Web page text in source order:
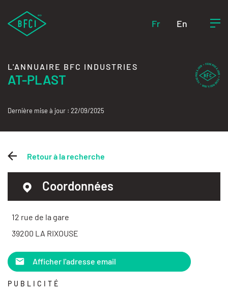
Fr En
L'ANNUAIRE BFC INDUSTRIES
AT-PLAST
Dernière mise à jour : 22/09/2025
Retour à la recherche
Coordonnées
12 rue de la gare
39200 LA RIXOUSE
Afficher l'adresse email
PUBLICITÉ